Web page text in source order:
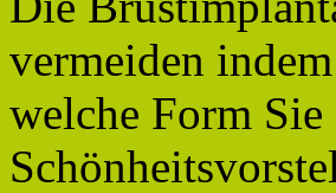
vermeiden
welche Form